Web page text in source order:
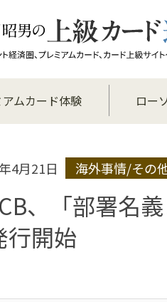
アムカード体験 ロー
4月21日 海外事情/その
、「部署名
行開始